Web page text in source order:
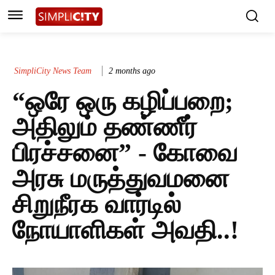
SimpliCity News Team 2 months ago
“ஒரே ஒரு கழிப்பறை;
அதிலும் தண்ணீர்
பிரச்சனை” - கோவை
அரசு மருத்துவமனை
சிறுநீரக வார்டில்
நோயாளிகள் அவதி..!